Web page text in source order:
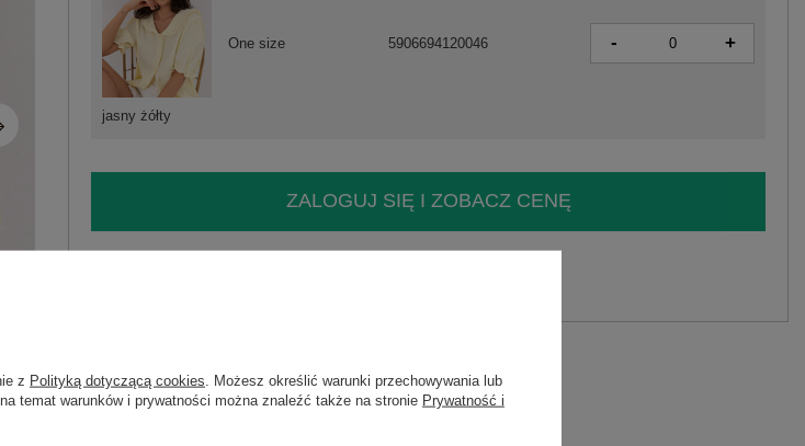
jasny żółty
One size 5906694120046 - +
ZALOGUJ SIĘ I ZOBACZ CENĘ
z Polityką dotyczącą cookies . Możesz określić warunki przechowywania lub
temat warunków i prywatności można znaleźć także na stronie Prywatność i